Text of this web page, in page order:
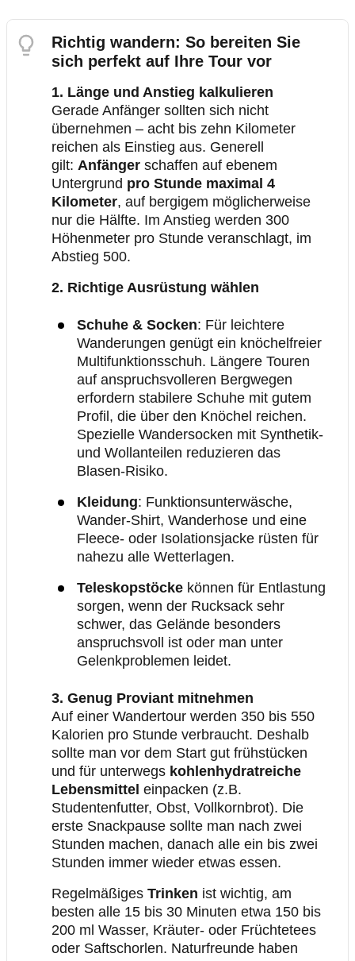
Richtig wandern: So bereiten Sie
sich perfekt auf Ihre Tour vor
1. Länge und Anstieg kalkulieren
Gerade Anfänger sollten sich nicht
übernehmen – acht bis zehn Kilometer
reichen als Einstieg aus. Generell
gilt: Anfänger schaffen auf ebenem
Untergrund pro Stunde maximal 4
Kilometer, auf bergigem möglicherweise
nur die Hälfte. Im Anstieg werden 300
Höhenmeter pro Stunde veranschlagt, im
Abstieg 500.
2. Richtige Ausrüstung wählen
Schuhe & Socken: Für leichtere
Wanderungen genügt ein knöchelfreier
Multifunktionsschuh. Längere Touren
auf anspruchsvolleren Bergwegen
erfordern stabilere Schuhe mit gutem
Profil, die über den Knöchel reichen.
Spezielle Wandersocken mit Synthetik-
und Wollanteilen reduzieren das
Blasen-Risiko.
Kleidung: Funktionsunterwäsche,
Wander-Shirt, Wanderhose und eine
Fleece- oder Isolationsjacke rüsten für
nahezu alle Wetterlagen.
Teleskopstöcke können für Entlastung
sorgen, wenn der Rucksack sehr
schwer, das Gelände besonders
anspruchsvoll ist oder man unter
Gelenkproblemen leidet.
3. Genug Proviant mitnehmen
Auf einer Wandertour werden 350 bis 550
Kalorien pro Stunde verbraucht. Deshalb
sollte man vor dem Start gut frühstücken
und für unterwegs kohlenhydratreiche
Lebensmittel einpacken (z.B.
Studentenfutter, Obst, Vollkornbrot). Die
erste Snackpause sollte man nach zwei
Stunden machen, danach alle ein bis zwei
Stunden immer wieder etwas essen.
Regelmäßiges Trinken ist wichtig, am
besten alle 15 bis 30 Minuten etwa 150 bis
200 ml Wasser, Kräuter- oder Früchtetees
oder Saftschorlen. Naturfreunde haben